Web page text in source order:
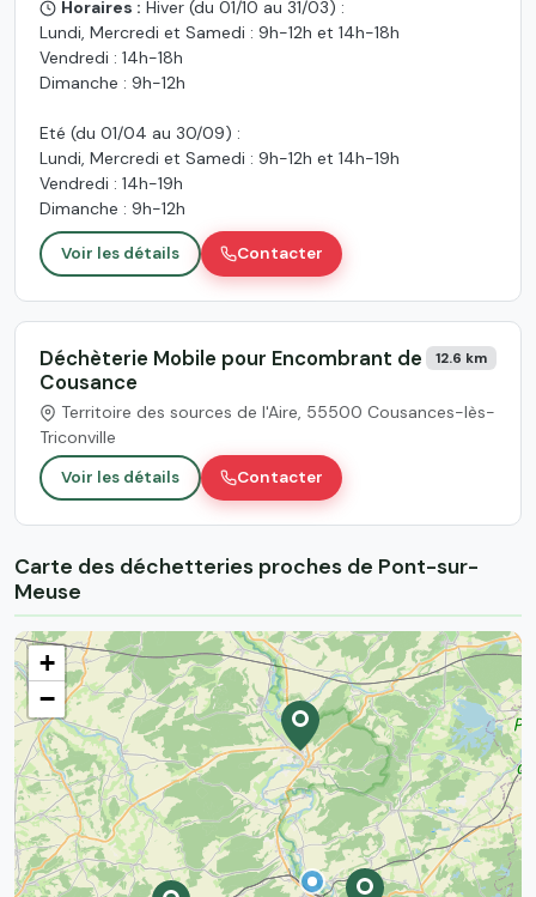
Horaires : Hiver (du 01/10 au 31/03) :
Lundi, Mercredi et Samedi : 9h-12h et 14h-18h
Vendredi : 14h-18h
Dimanche : 9h-12h
Eté (du 01/04 au 30/09) :
Lundi, Mercredi et Samedi : 9h-12h et 14h-19h
Vendredi : 14h-19h
Dimanche : 9h-12h
Voir les détails Contacter
Déchèterie Mobile pour Encombrant de
Cousance
12.6 km
Territoire des sources de l'Aire, 55500 Cousances-lès-
Triconville
Voir les détails Contacter
Carte des déchetteries proches de Pont-sur-
Meuse
+
−